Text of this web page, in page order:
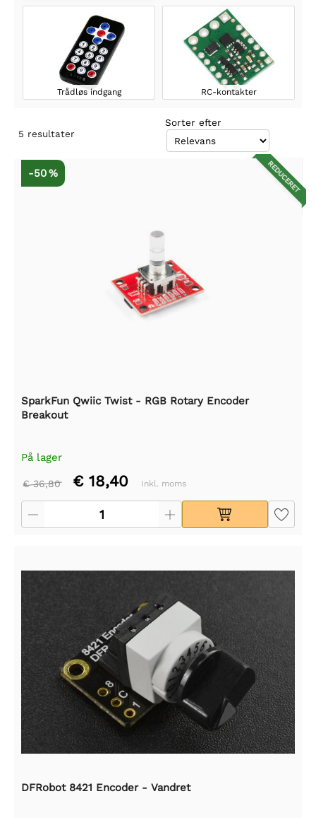
Trådløs indgang RC-kontakter
5 resultater
Sorter efter
REDUCERET
-50 %
SparkFun Qwiic Twist - RGB Rotary Encoder
Breakout
På lager
€ 36,80 € 18,40 Inkl. moms
DFRobot 8421 Encoder - Vandret